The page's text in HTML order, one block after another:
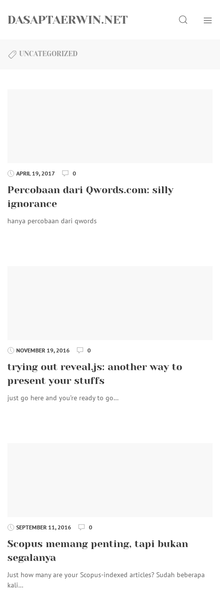
DASAPTAERWIN.NET Search
UNCATEGORIZED
APRIL 19, 2017 0
Percobaan dari Qwords.com: silly
ignorance
hanya percobaan dari qwords
NOVEMBER 19, 2016 0
trying out reveal.js: another way to
present your stuffs
just go here and you’re ready to go…
SEPTEMBER 11, 2016 0
Scopus memang penting, tapi bukan
segalanya
Just how many are your Scopus-indexed articles? Sudah beberapa
kali…